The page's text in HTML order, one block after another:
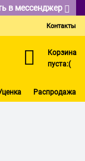
в мессенджер
Контакты
Корзина
пуста:(
Распродажа